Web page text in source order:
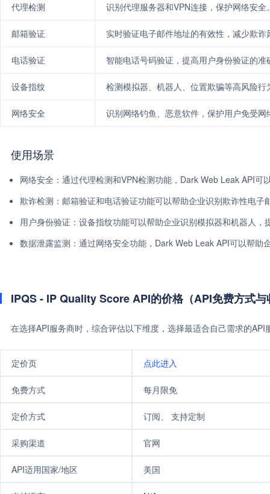
代理检测 识别代理服务器和VPN连接，保护网络安全
邮箱验证 实时验证电子邮件地址的有效性，减少欺诈
电话验证 智能电话号码验证，提高用户身份验证的准
设备指纹 检测模拟器、机器人、位置欺骗等高风险行
网络安全 识别网络钓鱼、恶意软件，保护用户免受网
使用场景
网络安全：通过代理检测和VPN检测功能，Dark Web Leak API
欺诈检测：邮箱验证和电话验证功能可以帮助企业识别欺诈性电子
用户身份验证：设备指纹功能可以帮助企业识别模拟器和机器人，
数据泄露监测：通过网络安全功能，Dark Web Leak API可以帮助
IPQS - IP Quality Score API的价格（API免费方式与
在选择API服务商时，综合评估以下维度，选择最适合自己需求的
定价页 点此进入
免费方式 每月限免
定价方式 订阅、 支持定制
采购渠道 官网
API适用国家/地区 美国